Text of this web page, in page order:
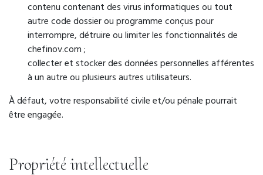
contenu contenant des virus informatiques ou tout
autre code dossier ou programme conçus pour
interrompre, détruire ou limiter les fonctionnalités de
chefinov.com ;
collecter et stocker des données personnelles afférentes
à un autre ou plusieurs autres utilisateurs.
À défaut, votre responsabilité civile et/ou pénale pourrait
être engagée.
Propriété intellectuelle